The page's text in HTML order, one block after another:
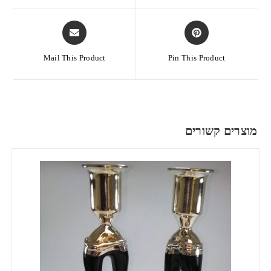
Pin This Product
Mail This Product
מוצרים קשורים